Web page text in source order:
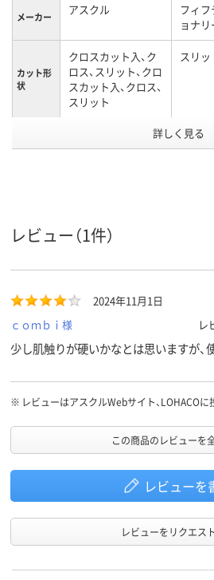
メーカー アスクル
フィフ
ョナリ
カット形
状
クロスカット入、ク
ロス、スリット、クロ
スカット入、クロス、
スリット
スリッ
35
詳しく見る
レビュー（1件）
2024年11月1日
ｃｏｍｂｉ様
レ
少し肌触りが硬いかなとは思いますが、
※ レビューはアスクルWebサイト、LOHACOに
この商品のレビューを
レビューを
レビューをリクエス